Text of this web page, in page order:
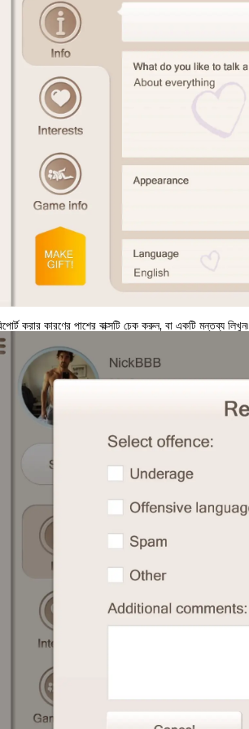
করার কারণের পাশের বাক্সটি চেক করুন, বা একটি মন্তব্য লিখুন৷